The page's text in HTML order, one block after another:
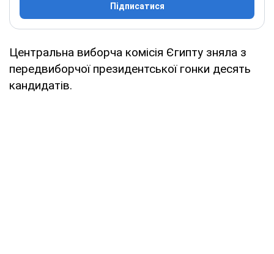
Підписатися
Центральна виборча комісія Єгипту зняла з
передвиборчої президентської гонки десять
кандидатів.